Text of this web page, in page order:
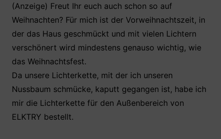
c
e
b
o
o
k
itt
er
at
s
A
p
p
er
e
st
le
n
(Anzeige) Freut Ihr euch auch schon so auf
Weihnachten? Für mich ist der Vorweihnachtszeit, in
der das Haus geschmückt und mit vielen Lichtern
verschönert wird mindestens genauso wichtig, wie
das Weihnachtsfest.
Da unsere Lichterkette, mit der ich unseren
Nussbaum schmücke, kaputt gegangen ist, habe ich
mir die Lichterkette für den Außenbereich von
ELKTRY bestellt.